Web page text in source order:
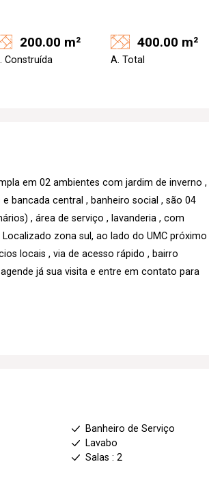
200.00 m²
Construída
400.00 m²
A. Total
em 02 ambientes com jardim de inverno ,
bancada central , banheiro social , são 04
, área de serviço , lavanderia , com
zona sul, ao lado do UMC próximo
locais , via de acesso rápido , bairro
já sua visita e entre em contato para
Banheiro de Serviço
Lavabo
Salas : 2